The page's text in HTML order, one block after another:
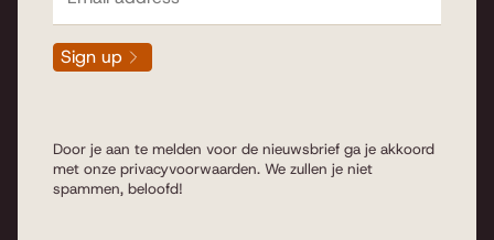
Sign up
Door je aan te melden voor de nieuwsbrief ga je akkoord
met onze privacyvoorwaarden. We zullen je niet
spammen, beloofd!